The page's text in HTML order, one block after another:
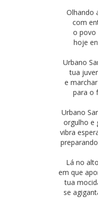
Olhando
com
o povo
hoje
Urbano
tua
e
para o
Urbano
orgulho e
vibra
Lá no
em que
tua
se